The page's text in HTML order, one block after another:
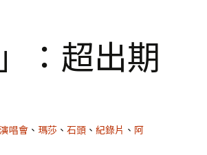
：超出期
演唱會 、 瑪莎 、 石頭 、 紀錄片 、 阿